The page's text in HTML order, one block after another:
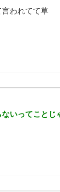
われてて草
いってことじ